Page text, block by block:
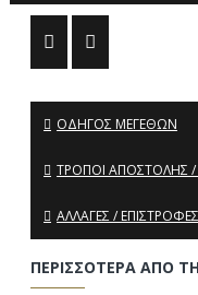
ΟΔΗΓΌΣ ΜΕΓΕΘΏΝ
ΤΡΌΠΟΙ ΑΠΟΣΤΟΛΉΣ
ΑΛΛΑΓΈΣ / ΕΠΙΣΤΡΟΦΈΣ
ΠΕΡΙΣΣΌΤΕΡΑ ΑΠΌ